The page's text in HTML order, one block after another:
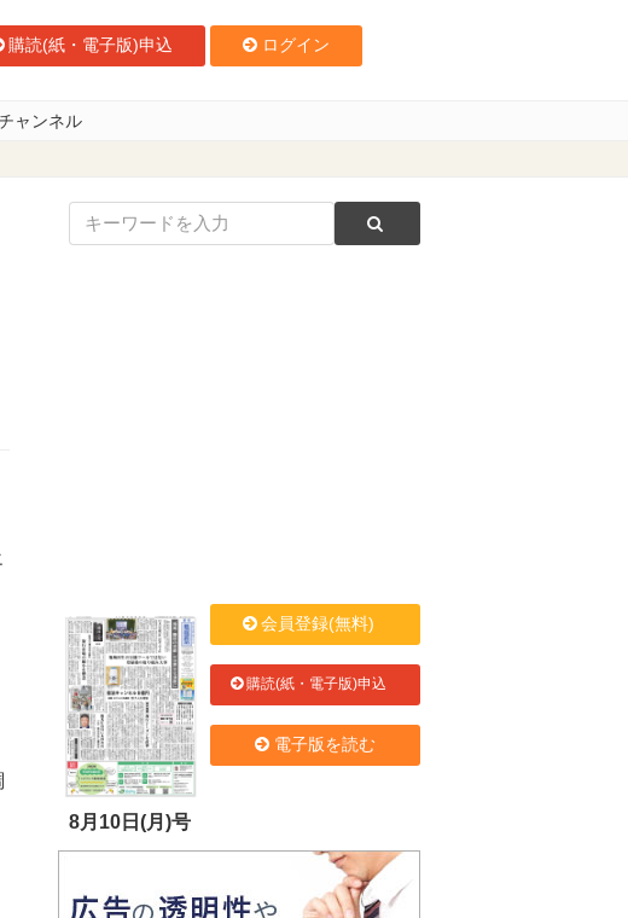
購読(紙・電子版)申込 ログイン
ャンネル
山 茂
8月10日(月)号
会員登録(無料)
購読(紙・電子版)申込
電子版を読む